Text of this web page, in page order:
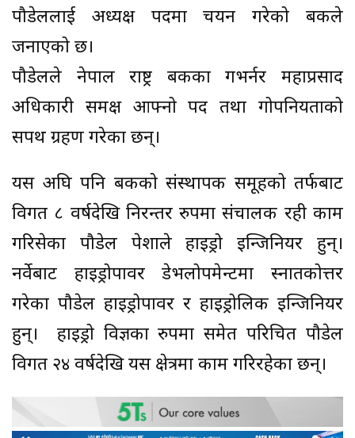
पौडेललाई अध्यक्ष पदमा चयन गरेको बैंकले
जनाएको छ।
पौडेलले नेपाल राष्ट्र बैंकका गभर्नर महाप्रसाद
अधिकारी समक्ष आफ्नो पद तथा गोपनियताको
सपथ ग्रहण गरेका छन्।
यस अघि पनि बैंकको संस्थापक समूहको तर्फबाट
विगत ८ वर्षदेखि निरन्तर रुपमा संचालक रही काम
गरिसेका पौडेल पेशाले हाइड्रो इन्जिनियर हुन्।
नर्वेबाट हाइड्रोपावर डेभलोपमेन्टमा स्नातकोत्तर
गरेका पौडेल हाइड्रोपावर र हाइड्रोलिक इन्जिनियर
हुन्। हाइड्रो विज्ञका रुपमा समेत परिचित पौडेल
विगत २४ वर्षदेखि यस क्षेत्रमा काम गरिरहेका छन्।